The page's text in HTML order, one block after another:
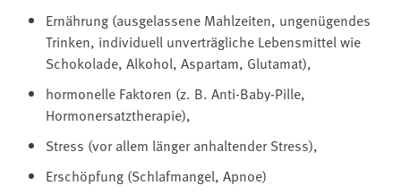
Ernährung (ausgelassene Mahlzeiten, ungenügendes
Trinken, individuell unverträgliche Lebensmittel wie
Schokolade, Alkohol, Aspartam, Glutamat),
hormonelle Faktoren (z. B. Anti-Baby-Pille,
Hormonersatztherapie),
Stress (vor allem länger anhaltender Stress),
Erschöpfung (Schlafmangel, Apnoe)